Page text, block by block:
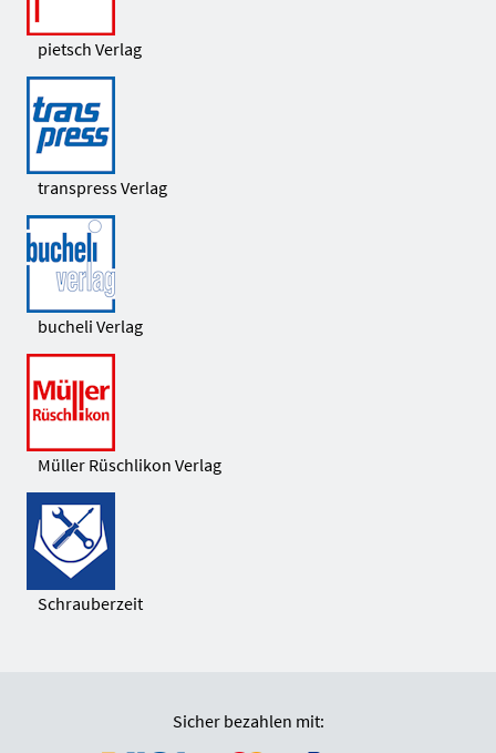
pietsch Verlag
transpress Verlag
bucheli Verlag
Müller Rüschlikon Verlag
Schrauberzeit
Sicher bezahlen mit: